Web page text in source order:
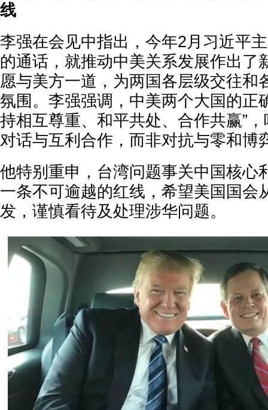
线
李强在会见中指出，今年2月习近平
的通话，就推动中美关系发展作出了
愿与美方一道，为两国各层级交往和
氛围。李强强调，中美两个大国的正
持相互尊重、和平共处、合作共赢”
对话与互利合作，而非对抗与零和博
他特别重申，台湾问题事关中国核心
一条不可逾越的红线，希望美国国会
发，谨慎看待及处理涉华问题。